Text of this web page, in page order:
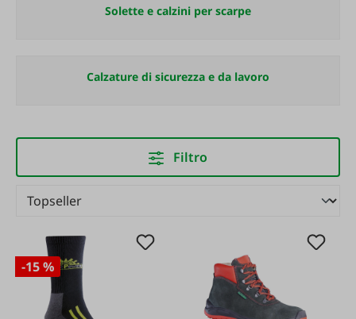
Solette e calzini per scarpe
Calzature di sicurezza e da lavoro
Filtro
-15 %